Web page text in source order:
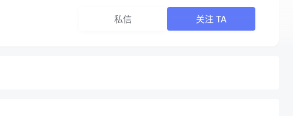
私信 关注 TA